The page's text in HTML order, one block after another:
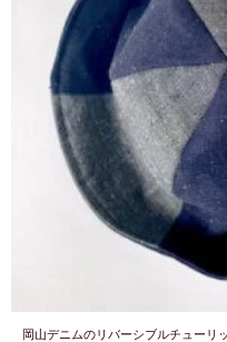
岡山デニムのリバーシブルチューリ